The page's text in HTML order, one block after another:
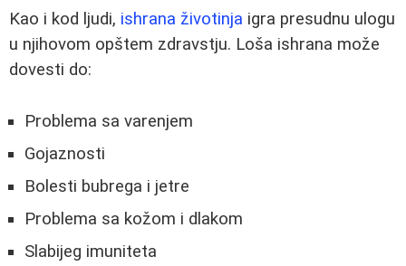
Kao i kod ljudi, ishrana životinja igra presudnu ulogu
u njihovom opštem zdravstju. Loša ishrana može
dovesti do:
Problema sa varenjem
Gojaznosti
Bolesti bubrega i jetre
Problema sa kožom i dlakom
Slabijeg imuniteta